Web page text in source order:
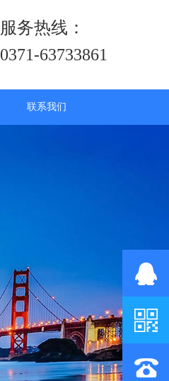
服务热线：
0371-63733861
联系我们